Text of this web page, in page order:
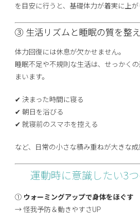
を目安に行うと、基礎体力が着実に上が
③ 生活リズムと睡眠の質を整
体力回復には休息が欠かせません。
睡眠不足や不規則な生活は、せっかく
まいます。
✔ 決まった時間に寝る
✔ 朝日を浴びる
✔ 就寝前のスマホを控える
など、日常の小さな積み重ねが大きな成
運動時に意識したい3
① ウォーミングアップで身体をほぐす
→ 怪我予防＆動きやすさUP